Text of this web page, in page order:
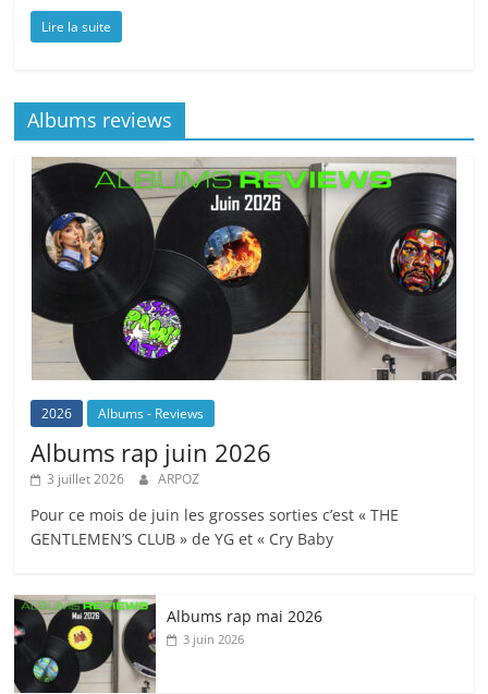
Lire la suite
Albums reviews
2026 Albums - Reviews
Albums rap juin 2026
3 juillet 2026 ARPOZ
Pour ce mois de juin les grosses sorties c’est « THE
GENTLEMEN’S CLUB » de YG et « Cry Baby
Albums rap mai 2026
3 juin 2026